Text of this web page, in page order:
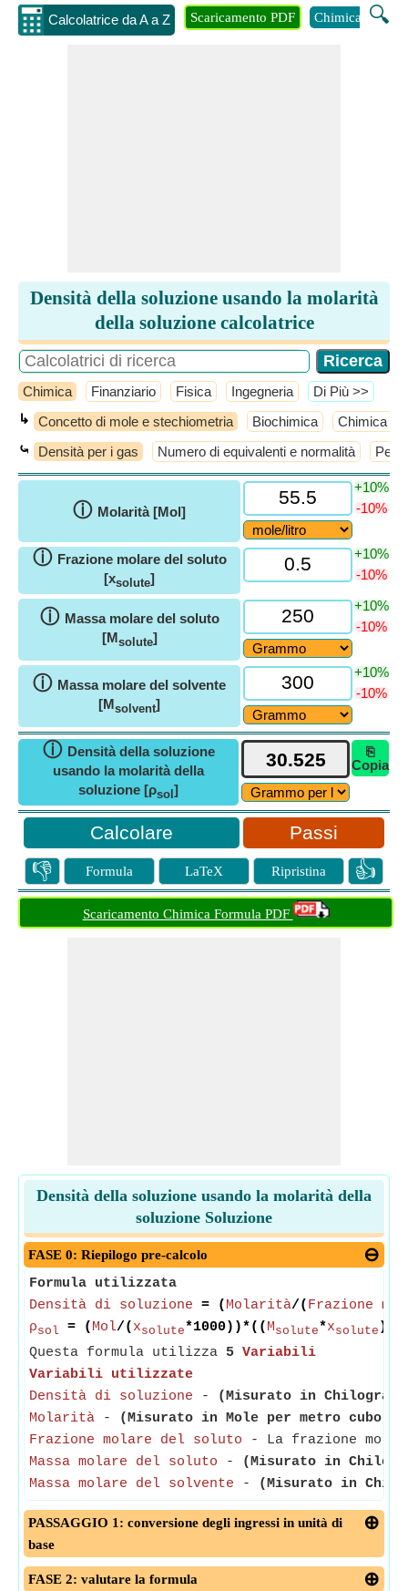
Calcolatrice da A a Z 🔍
Scaricamento PDF Chimica
Densità della soluzione usando la molarità
della soluzione calcolatrice
Chimica Finanziario Fisica Ingegneria ​Di Più >>
↳ Concetto di mole e stechiometria Biochimica Chimica
⤿ Densità per i gas Numero di equivalenti e normalità
ⓘ Molarità [Mol]
+10%
-10%
ⓘ Frazione molare del soluto
[xsolute]
+10%
-10%
ⓘ Massa molare del soluto
[Msolute]
+10%
-10%
ⓘ Massa molare del solvente
[Msolvent]
+10%
-10%
ⓘ Densità della soluzione
usando la molarità della
soluzione [ρsol ]
⎘
Copia
Passi
👎 Formula LaTeX Ripristina 👍
Scaricamento Chimica Formula PDF
Densità della soluzione usando la molarità della
soluzione Soluzione
FASE 0: Riepilogo pre-calcolo
Formula utilizzata
Densità di soluzione = ( Molarità/( Frazione
ρsol = ( Mol/( xsolute*1000))*(( Msolute*xsolute )+(
Questa formula utilizza 5 Variabili
Variabili utilizzate
Densità di soluzione -
(Misurato in
Molarità - (Misurato in Mole per metro cubo)
Frazione molare del soluto - La frazione
Massa molare del soluto -
(Misurato in
Massa molare del solvente - (Misurato in
PASSAGGIO 1: conversione degli ingressi in unità di
base
FASE 2: valutare la formula